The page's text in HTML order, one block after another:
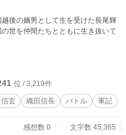
後の嫡男として生を受けた長尾輝
世を仲間たちとともに生き抜いて
位 / 3,219件
玄 織田信長 バトル 軍記
感想数 0
文字数 45,365